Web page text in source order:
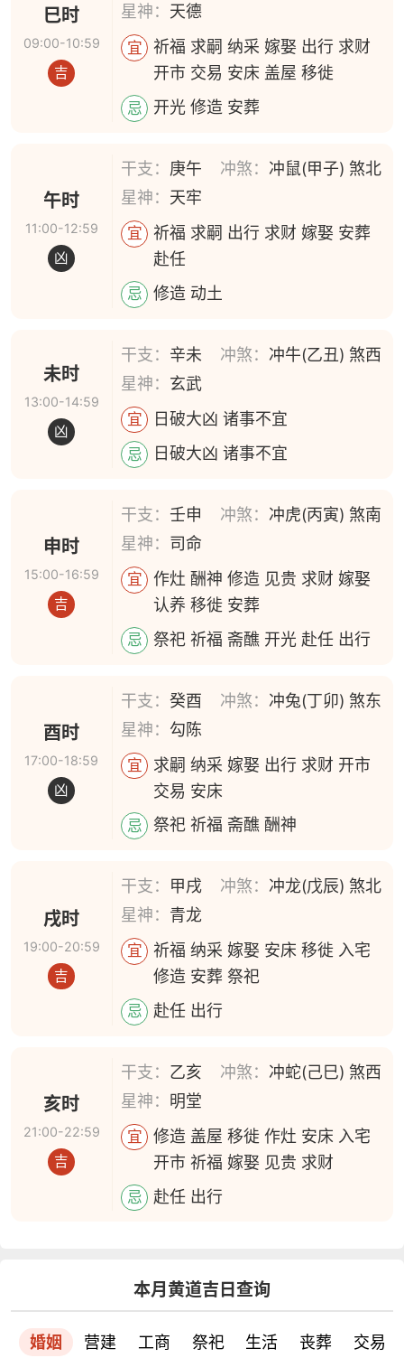
巳时
09:00-10:59
吉
星神： 天德
宜
祈福 求嗣 纳采 嫁娶 出行 求财
开市 交易 安床 盖屋 移徙
忌 开光 修造 安葬
午时
11:00-12:59
凶
干支： 庚午 冲煞： 冲鼠(甲子) 煞北
星神： 天牢
宜
祈福 求嗣 出行 求财 嫁娶 安葬
赴任
忌 修造 动土
未时
13:00-14:59
凶
干支： 辛未 冲煞： 冲牛(乙丑) 煞西
星神： 玄武
宜 日破大凶 诸事不宜
忌 日破大凶 诸事不宜
申时
15:00-16:59
吉
干支： 壬申 冲煞： 冲虎(丙寅) 煞南
星神： 司命
宜
作灶 酬神 修造 见贵 求财 嫁娶
认养 移徙 安葬
忌 祭祀 祈福 斋醮 开光 赴任 出行
酉时
17:00-18:59
凶
干支：癸酉 冲煞： 冲兔(丁卯) 煞东
星神： 勾陈
宜
求嗣 纳采 嫁娶 出行 求财 开市
交易 安床
忌 祭祀 祈福 斋醮 酬神
戌时
19:00-20:59
吉
干支： 甲戌 冲煞： 冲龙(戊辰) 煞北
星神： 青龙
宜
祈福 纳采 嫁娶 安床 移徙 入宅
修造 安葬 祭祀
忌 赴任 出行
亥时
21:00-22:59
吉
干支： 乙亥 冲煞： 冲蛇(己巳) 煞西
星神： 明堂
宜
修造 盖屋 移徙 作灶 安床 入宅
开市 祈福 嫁娶 见贵 求财
忌 赴任 出行
本月黄道吉日查询
婚姻 营建 工商 祭祀 生活 丧葬 交易